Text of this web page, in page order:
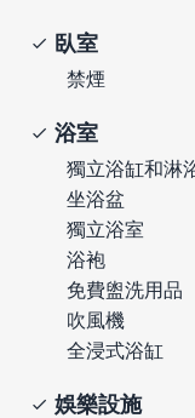
臥室
禁煙
浴室
獨立浴缸和淋
坐浴盆
獨立浴室
浴袍
免費盥洗用品
吹風機
全浸式浴缸
娛樂設施